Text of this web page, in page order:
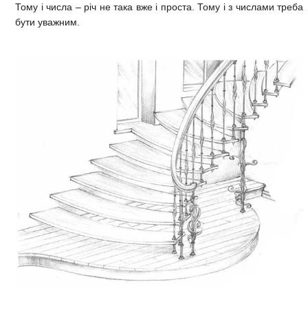
Тому і числа – річ не така вже і проста. Тому і з числами треба
бути уважним.